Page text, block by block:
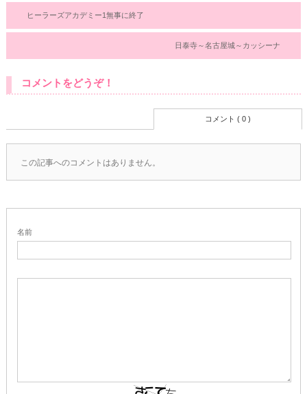
ヒーラーズアカデミー1無事に終了
日泰寺～名古屋城～カッシーナ
コメントをどうぞ！
コメント ( 0 )
この記事へのコメントはありません。
名前